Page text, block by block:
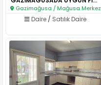
Gazimağusa / Mağusa Merkez
Daire / Satılık Daire